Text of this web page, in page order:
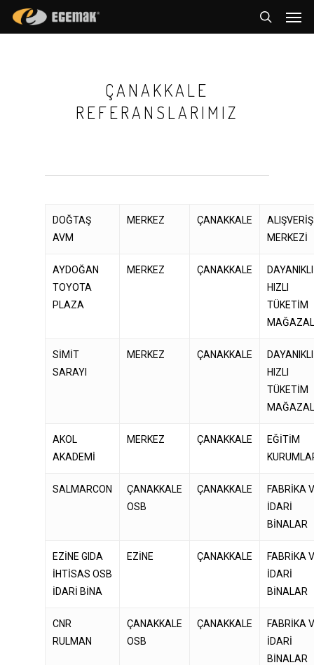
search
ÇANAKKALE
REFERANSLARIMIZ
DOĞTAŞ
AVM
MERKEZ ÇANAKKALE
ALIŞVERİŞ
MERKEZİ
AYDOĞAN
TOYOTA
PLAZA
MERKEZ ÇANAKKALE
HIZLI
TÜKETİM
SİMİT
SARAYI
MERKEZ ÇANAKKALE
HIZLI
TÜKETİM
AKOL
AKADEMİ
MERKEZ ÇANAKKALE
EĞİTİM
SALMARCON
ÇANAKKALE
OSB
ÇANAKKALE
FABRİKA
İDARİ
BİNALAR
EZİNE GIDA
İHTİSAS OSB
İDARİ BİNA
EZİNE ÇANAKKALE
FABRİKA
İDARİ
BİNALAR
CNR
RULMAN
ÇANAKKALE
OSB
ÇANAKKALE
FABRİKA
İDARİ
BİNALAR